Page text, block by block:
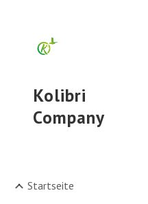
Kolibri
Company
Startseite